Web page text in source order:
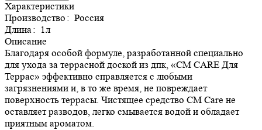
Характеристики
Производство: Россия
Длина: 1л
Описание
Благодаря особой формуле, разработанной специально
для ухода за террасной доской из дпк, «СМ CARE Для
Террас» эффективно справляется с любыми
загрязнениями и, в то же время, не повреждает
поверхность террасы. Чистящее средство CM Care не
оставляет разводов, легко смывается водой и обладает
приятным ароматом.